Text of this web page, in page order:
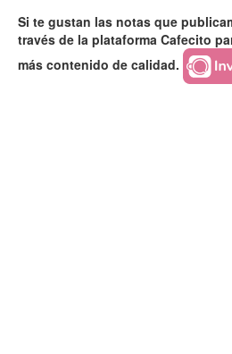
Si te gustan las notas que
través de la plataforma Cafecito
más contenido de calidad.